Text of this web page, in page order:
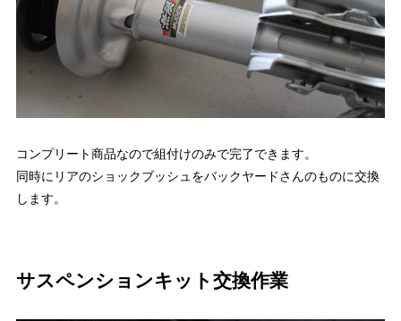
コンプリート商品なので組付けのみで完了できます。
同時にリアのショックブッシュをバックヤードさんのものに交換
します。
サスペンションキット交換作業